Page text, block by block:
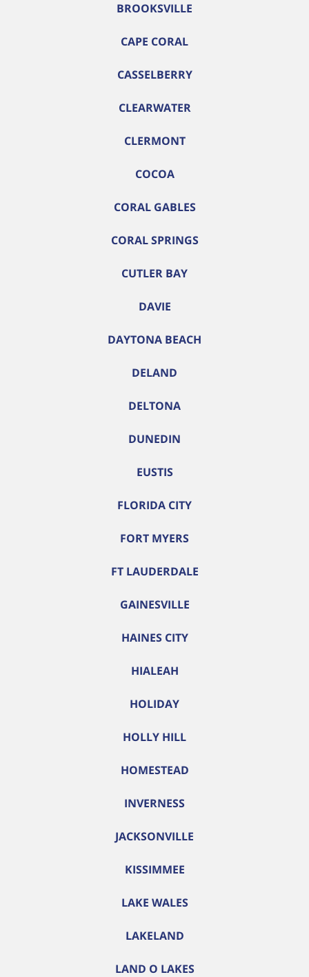
BROOKSVILLE
CAPE CORAL
CASSELBERRY
CLEARWATER
CLERMONT
COCOA
CORAL GABLES
CORAL SPRINGS
CUTLER BAY
DAVIE
DAYTONA BEACH
DELAND
DELTONA
DUNEDIN
EUSTIS
FLORIDA CITY
FORT MYERS
FT LAUDERDALE
GAINESVILLE
HAINES CITY
HIALEAH
HOLIDAY
HOLLY HILL
HOMESTEAD
INVERNESS
JACKSONVILLE
KISSIMMEE
LAKE WALES
LAKELAND
LAND O LAKES